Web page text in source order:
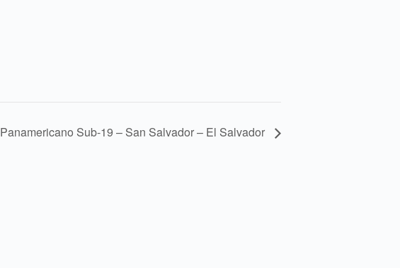
Panamericano Sub-19 – San Salvador – El Salvador